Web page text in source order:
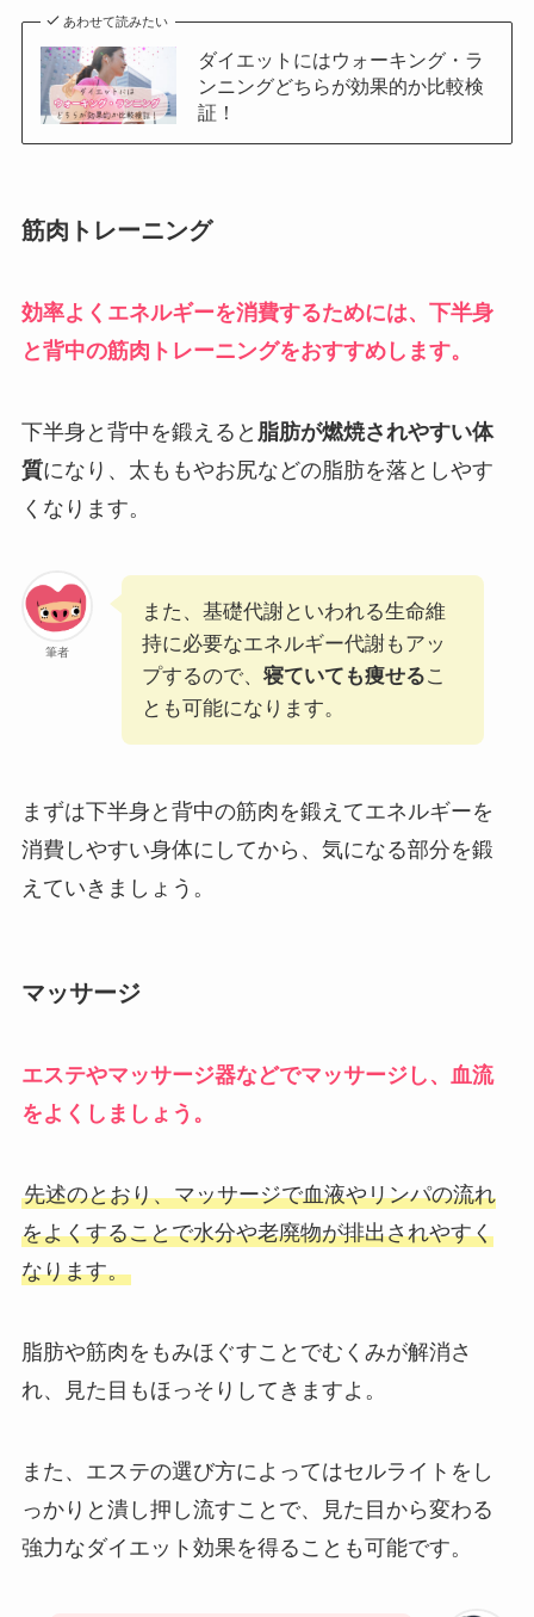
あわせて読みたい
ダイエットにはウォーキング・ラ
ンニングどちらが効果的か比較検
証！
筋肉トレーニング
効率よくエネルギーを消費するためには、下半身
と背中の筋肉トレーニングをおすすめします。
下半身と背中を鍛えると 脂肪が燃焼されやすい体
質になり、太ももやお尻などの脂肪を落としやす
くなります。
筆者
また、基礎代謝といわれる生命維
持に必要なエネルギー代謝もアッ
プするので、 寝ていても痩せるこ
とも可能になります。
まずは下半身と背中の筋肉を鍛えてエネルギーを
消費しやすい身体にしてから、気になる部分を鍛
えていきましょう。
マッサージ
エステやマッサージ器などでマッサージし、血流
をよくしましょう。
先述のとおり、マッサージで血液やリンパの流れ
をよくすることで水分や老廃物が排出されやすく
なります。
脂肪や筋肉をもみほぐすことでむくみが解消さ
れ、見た目もほっそりしてきますよ。
また、エステの選び方によってはセルライトをし
っかりと潰し押し流すことで、見た目から変わる
強力なダイエット効果を得ることも可能です。